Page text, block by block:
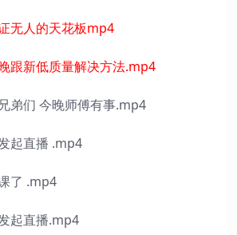
无人的天花板mp4
跟新低质量解决方法.mp4
弟们 今晚师傅有事.mp4
起直播 .mp4
了 .mp4
起直播.mp4